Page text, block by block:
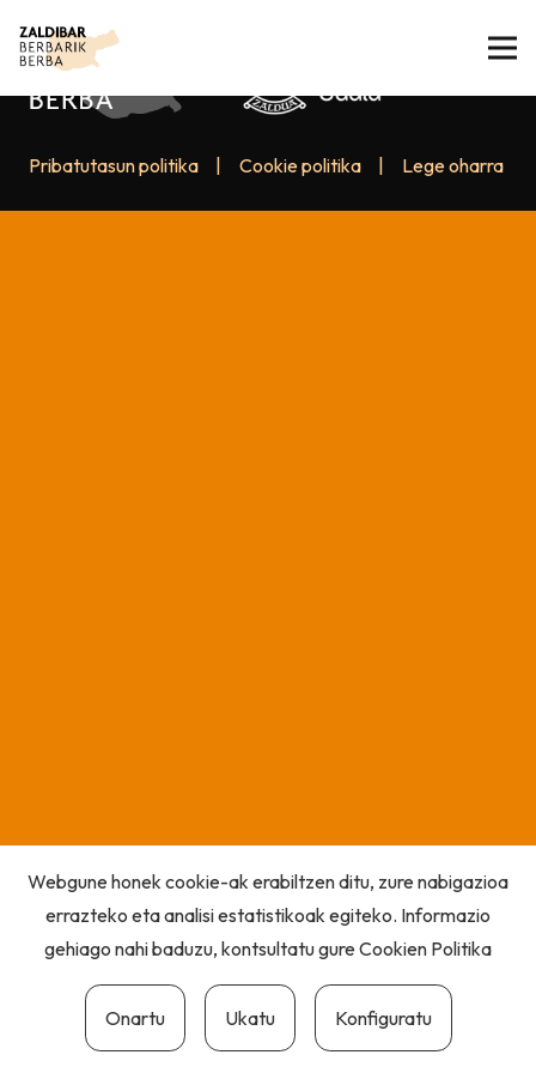
Pribatutasun politika Cookie politika Lege oharra
Webgune honek cookie-ak erabiltzen ditu, zure nabigazioa
errazteko eta analisi estatistikoak egiteko. Informazio
gehiago nahi baduzu, kontsultatu gureCookien Politika
Onartu Ukatu Konfiguratu